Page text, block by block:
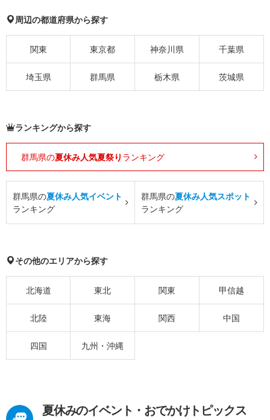
周辺の都道府県から探す
関東 東京都 神奈川県 千葉県
埼玉県 群馬県 栃木県 茨城県
ランキングから探す
群馬県の夏休み人気夏祭り ランキング
群馬県の夏休み人気イベント
ランキング
群馬県の夏休み人気スポット
ランキング
その他のエリアから探す
北海道 東北 関東 甲信越
北陸 東海 関西 中国
四国 九州・沖縄
夏休みのイベント・おでかけトピックス